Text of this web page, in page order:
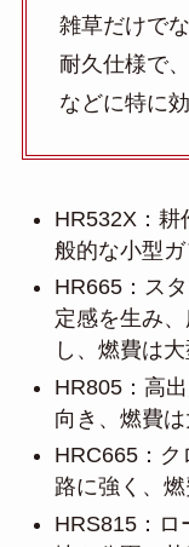
雑草だけで
耐久仕様で
などに特に
HR532X：耕
般的な小型ガ
HR665：ス
定感を生み
し、燃費は
HR805：高
向き、燃費
HRC665：
路に強く、
HRS815：ロ